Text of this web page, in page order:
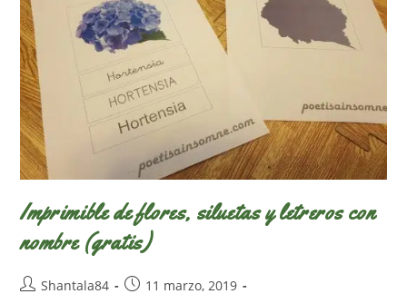
Imprimible de flores, siluetas y letreros con
nombre (gratis)
AutorShantala84 Publicación
11 marzo, 2019